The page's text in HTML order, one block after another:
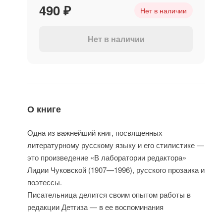
490 ₽ Нет в наличии
Нет в наличии
О книге
Одна из важнейший книг, посвященных
литературному русскому языку и его стилистике —
это произведение «В лаборатории редактора»
Лидии Чуковской (1907—1996), русского прозаика и
поэтессы.
Писательница делится своим опытом работы в
редакции Детгиза — в ее воспоминания